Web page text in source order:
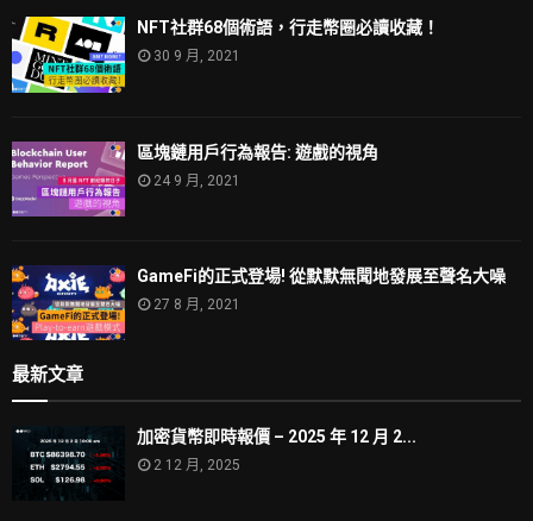
NFT社群68個術語，行走幣圈必讀收藏！
30 9 月, 2021
區塊鏈用戶行為報告: 遊戲的視角
24 9 月, 2021
GameFi的正式登場! 從默默無聞地發展至聲名大噪
27 8 月, 2021
最新文章
加密貨幣即時報價 – 2025 年 12 月 2...
2 12 月, 2025